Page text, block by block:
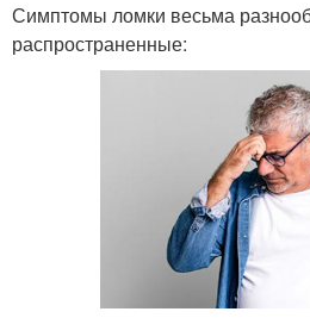
Симптомы ломки весьма
распространенные: